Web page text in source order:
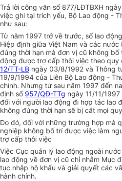
Trả lời công văn số 877/LĐTBXH
việc ghi tại trích yếu, Bộ Lao động -
như sau:
Từ năm 1997 trở về trước, số lao
Hiệp định giữa Việt Nam và các
đúng thời hạn mà đơn vị cũ không
động được trợ cấp thôi việc theo quy
12/TT-LB ngày 03/8/1992 và Thông
19/9/1994 của Liên Bộ Lao động -
chính. Nhưng từ sau năm 1997 đến
định số 957/QĐ-TTg ngày 11/11/
đối với người lao động đi hợp tác lao
không đúng thời hạn sẽ bị cắt mọi
Do đó, đối với những trường hợp mà
nghiệp không bố trí được việc làm
trợ cấp thôi việc
Việc Cục quản lý lao động ngoài
lao động về đơn vị cũ chỉ nhằm Mục
tục nhập hộ khẩu và giải quyết các
hành chính.